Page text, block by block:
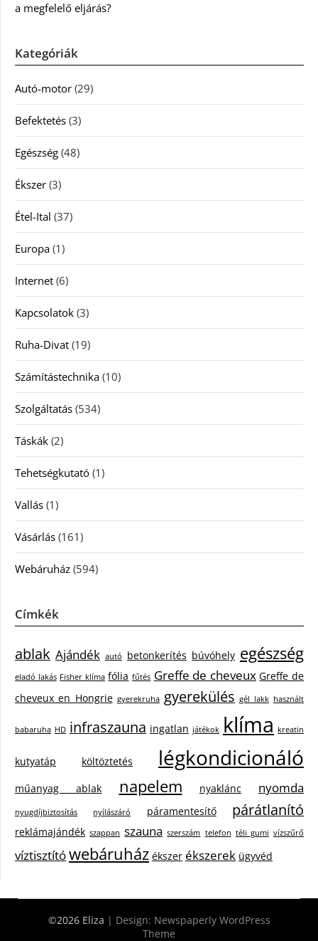
a megfelelő eljárás?
Kategóriák
Autó-motor (29)
Befektetés (3)
Egészség (48)
Ékszer (3)
Étel-Ital (37)
Europa (1)
Internet (6)
Kapcsolatok (3)
Ruha-Divat (19)
Számítástechnika (10)
Szolgáltatás (534)
Táskák (2)
Tehetségkutató (1)
Vallás (1)
Vásárlás (161)
Webáruház (594)
Címkék
ablak Ajándék autó betonkerítés búvóhely egészség
eladó lakás Fisher klíma fólia fűtés Greffe de cheveux Greffe de
cheveux en Hongrie gyerekruha gyerekülés gél lakk használt
babaruha HD infraszauna ingatlan játékok klíma kreatin
kutyatáp költöztetés légkondicionáló
műanyag ablak napelem nyaklánc nyomda
nyugdíjbiztosítás nyílászáró páramentesítő párátlanító
reklámajándék szappan szauna szerszám telefon téli gumi vízszűrő
víztisztítówebáruház ékszer ékszerek ügyvéd
©2026 Eliza | Design: Newspaperly WordPress
Theme